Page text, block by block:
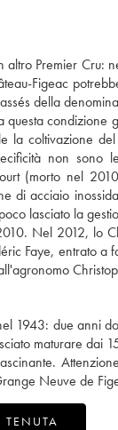
Premier
Figeac
della
la coltivazione
non
(morto nel
di acciaio
lasciato la
Nel 2012, lo
Faye, entrato
1943: due anni
maturare dai
Neuve de
TENUTA